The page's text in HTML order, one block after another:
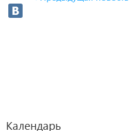
Календарь